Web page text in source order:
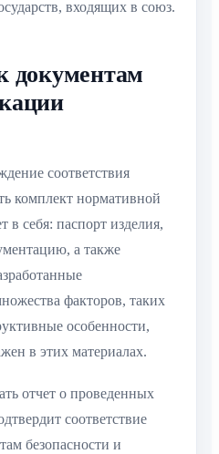
входящих в союз.
документам
соответствия
комплект нормативной
в себя: паспорт изделия,
а также
факторов, таких
особенности,
в этих материалах.
отчет о проведенных
соответствие
безопасности и